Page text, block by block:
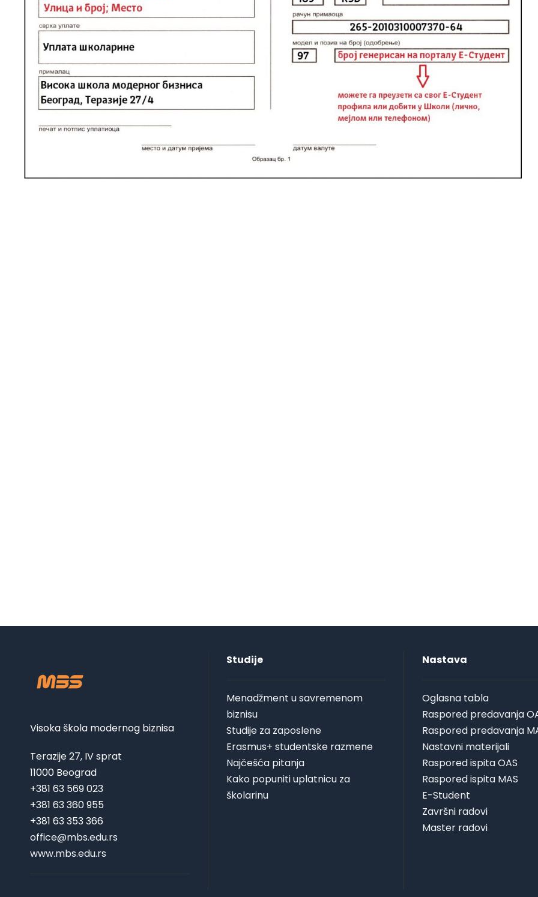
Visoka škola modernog biznisa
Terazije 27, IV sprat
11000 Beograd
+381 63 569 023
+381 63 360 955
+381 63 353 366
office@mbs.edu.rs
www.mbs.edu.rs
Studije
Menadžment u savremenom
biznisu
Studije za zaposlene
Erasmus+ studentske razmene
Najčešća pitanja
Kako popuniti uplatnicu za
školarinu
Nastava
Oglasna tabla
Raspored predavanja
Raspored predavanja
Nastavni materijali
Raspored ispita OAS
Raspored ispita MAS
E-Student
Završni radovi
Master radovi